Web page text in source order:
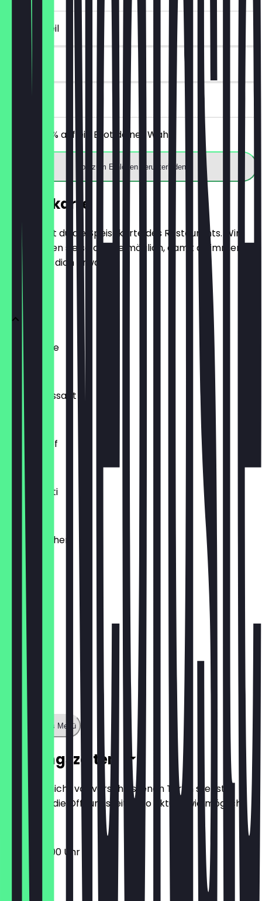
~€ 2 Vorteil
14 Tage
Erhalte 30% auf ein Brot deiner Wahl.
App zum Einlösen herunterladen
Speisekarte
Hier findest du die Speisekarte des Restaurants. Wir
aktualisieren sie so oft wie möglich, damit du immer
weißt, was dich erwartet.
BRÖTCHEN
Ofenfrische
€ 0,54
Buttercroissant
€ 1,80
Laugenzopf
€ 1,20
Dinkelkrusti
Käsebrötchen
€ 1,60
Zeige ganzes Menü
Öffnungszeiten
Damit du nicht vor verschlossenen Türen stehst,
halten wir die Öffnungszeiten so aktuell wie möglich.
06:30 - 18:00 Uhr